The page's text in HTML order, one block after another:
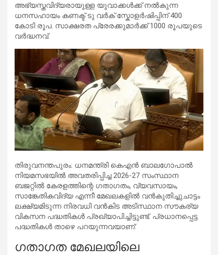
അഭ്യസ്തവിദ്യരായുള്ള യുവാക്കൾക്ക് നൽകുന്ന
ധനസഹായം കണക്ട് ടു വർക് സ്കോളർഷിപ്പിന് 400
കോടി രൂപ. സാക്ഷരത പ്രേരക്കുമാർക്ക് 1000 രൂപയുടെ
വർദ്ധനവ്.
തിരുവനന്തപുരം: ധനമന്ത്രി കെഎൻ ബാലഗോപാൽ
നിയമസഭയിൽ അവതരിപ്പിച്ച 2026-27 സംസ്ഥാന
ബജറ്റിൽ കേരളത്തിന്റെ ഗതാഗതം, വ്യവസായം,
സാങ്കേതികവിദ്യ എന്നീ മേഖലകളിൽ വൻകുതിച്ചുചാട്ടം
ലക്ഷ്യമിടുന്ന നിരവധി വൻകിട അടിസ്ഥാന സൗകര്യ
വികസന പദ്ധതികൾ പ്രഖ്യാപിച്ചിട്ടുണ്ട്. പ്രധാനപ്പെട്ട
പദ്ധതികൾ താഴെ പറയുന്നവയാണ്:
ഗതാഗത മേഖലയിലെ